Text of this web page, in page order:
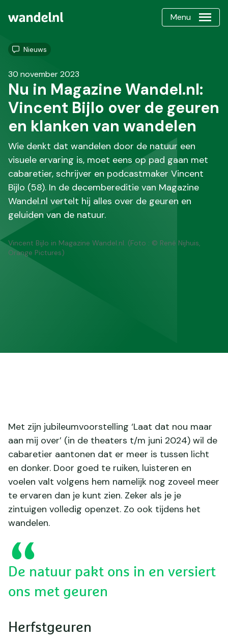
Menu
Nieuws
30 november 2023
Nu in Magazine Wandel.nl:
Vincent Bijlo over de geuren
en klanken van wandelen
Wie denkt dat wandelen door de natuur een
visuele ervaring is, moet eens op pad gaan met
cabaretier, schrijver en podcastmaker Vincent
Bijlo (58). In de decembereditie van Magazine
Wandel.nl vertelt hij alles over de geuren en
geluiden van de natuur.
Vincent Bijlo in Magazine Wandel.nl. (Foto : © René Nijhuis,
Orange Pictures)
Met zijn jubileumvoorstelling ‘Laat dat nou maar
aan mij over’ (in de theaters t/m juni 2024) wil de
cabaretier aantonen dat er meer is tussen licht
en donker. Door goed te ruiken, luisteren en
voelen valt volgens hem namelijk nog zoveel meer
te ervaren dan je kunt zien. Zeker als je je
zintuigen volledig openzet. Zo ook tijdens het
wandelen.
De natuur pakt ons in en versiert
ons met geuren
Herfstgeuren